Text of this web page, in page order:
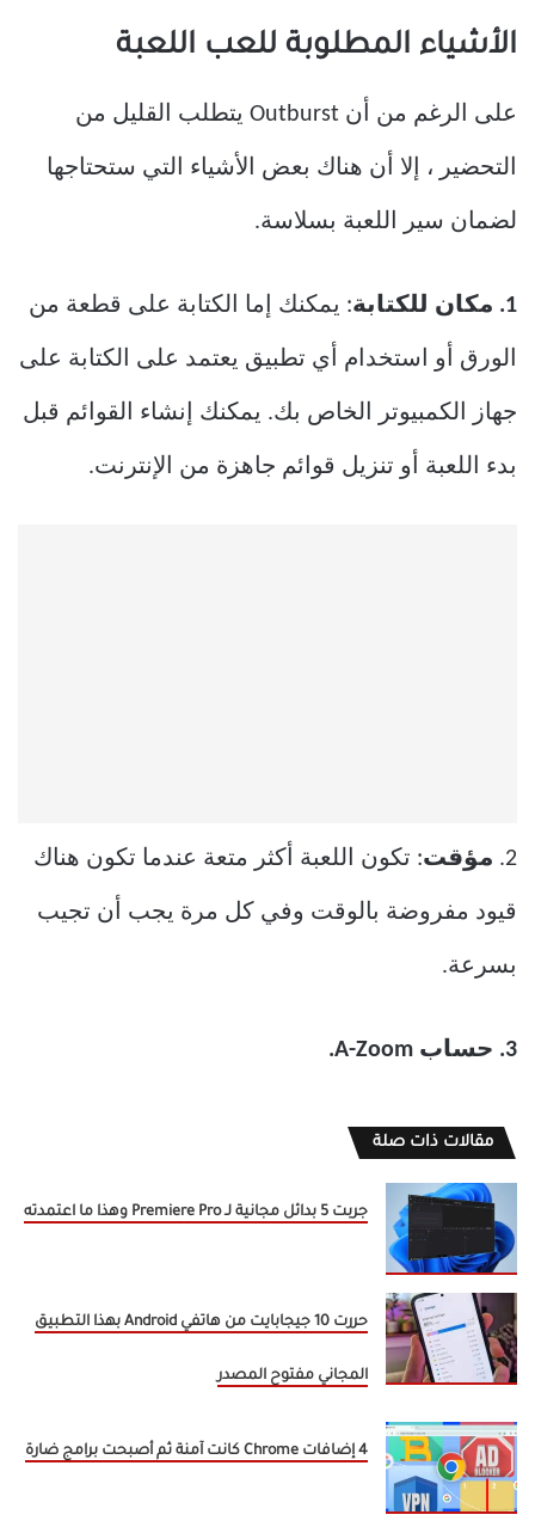
الأشياء المطلوبة للعب اللعبة
على الرغم من أن Outburst يتطلب القليل من
التحضير ، إلا أن هناك بعض الأشياء التي ستحتاجها
لضمان سير اللعبة بسلاسة.
1. مكان للكتابة : يمكنك إما الكتابة على قطعة من
الورق أو استخدام أي تطبيق يعتمد على الكتابة على
جهاز الكمبيوتر الخاص بك. يمكنك إنشاء القوائم قبل
بدء اللعبة أو تنزيل قوائم جاهزة من الإنترنت.
2. مؤقت: تكون اللعبة أكثر متعة عندما تكون هناك
قيود مفروضة بالوقت وفي كل مرة يجب أن تجيب
بسرعة.
3. حساب A-Zoom.
مقالات ذات صلة
جربت 5 بدائل مجانية لـ Premiere Pro وهذا ما اعتمدته
حررت 10 جيجابايت من هاتفي Android بهذا التطبيق
المجاني مفتوح المصدر
4 إضافات Chrome كانت آمنة ثم أصبحت برامج ضارة